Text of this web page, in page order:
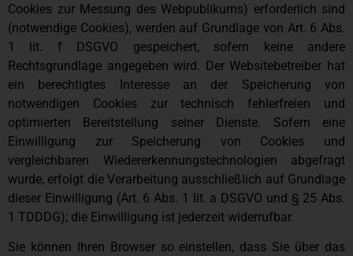
Cookies zur Messung des Webpublikums) erforderlich sind
(notwendige Cookies), werden auf Grundlage von Art. 6 Abs.
1 lit. f DSGVO gespeichert, sofern keine andere
Rechtsgrundlage angegeben wird. Der Websitebetreiber hat
ein berechtigtes Interesse an der Speicherung von
notwendigen Cookies zur technisch fehlerfreien und
optimierten Bereitstellung seiner Dienste. Sofern eine
Einwilligung zur Speicherung von Cookies und
vergleichbaren Wiedererkennungstechnologien abgefragt
wurde, erfolgt die Verarbeitung ausschließlich auf Grundlage
dieser Einwilligung (Art. 6 Abs. 1 lit. a DSGVO und § 25 Abs.
1 TDDDG); die Einwilligung ist jederzeit widerrufbar.
Sie können Ihren Browser so einstellen, dass Sie über das